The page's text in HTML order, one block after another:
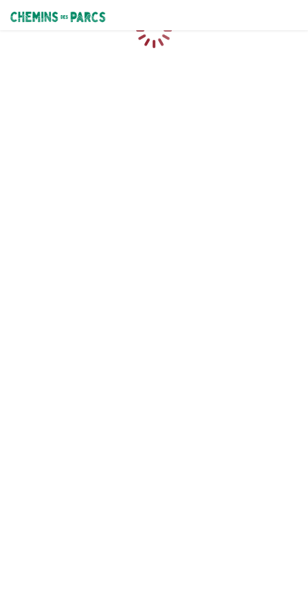
Chemins des Parcs
Loading